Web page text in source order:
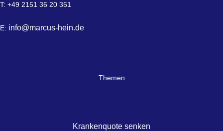
T: +49 2151 36 20 351
E: info@marcus-hein.de
Themen
Krankenquote senken